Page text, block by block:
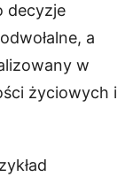
decyzje
a
w
życiowych i